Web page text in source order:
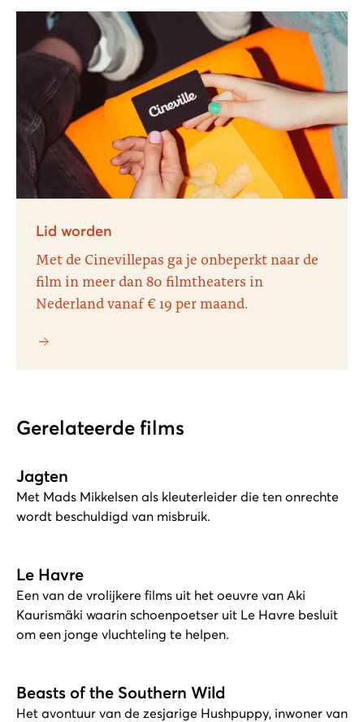
Lid worden
Met de Cinevillepas ga je onbeperkt naar de
film in meer dan 80 filmtheaters in
Nederland vanaf € 19 per maand.
Gerelateerde films
Jagten
Met Mads Mikkelsen als kleuterleider die ten onrechte
wordt beschuldigd van misbruik.
Le Havre
Een van de vrolijkere films uit het oeuvre van Aki
Kaurismäki waarin schoenpoetser uit Le Havre besluit
om een jonge vluchteling te helpen.
Beasts of the Southern Wild
Het avontuur van de zesjarige Hushpuppy, inwoner van